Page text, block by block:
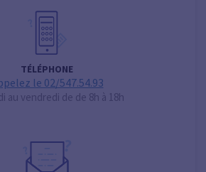
TÉLÉPHONE
le 02/547.54.93
au vendredi de de 8h à 18h